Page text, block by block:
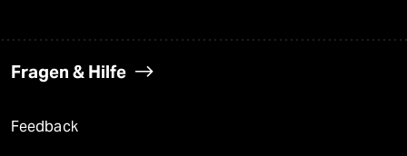
Fragen & Hilfe
Feedback